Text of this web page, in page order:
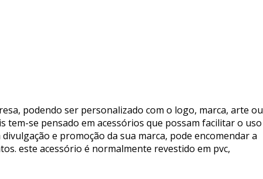
podendo ser personalizado com o logo, marca, arte ou
tem-se pensado em acessórios que possam facilitar o uso
e promoção da sua marca, pode encomendar a
este acessório é normalmente revestido em pvc,